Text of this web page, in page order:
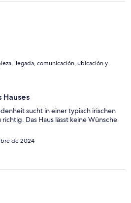
Gastgeber haben uns sehr herzlich
tolle Hilfestellung geleistet bei der
eine tolle Zeit in Irland und
auch die Gastgeber mit vollem
lieben Dank Familie Bischop.
llegada, comunicación, ubicación y
Hauses
sucht in einer typisch irischen
Das Haus lässt keine Wünsche
de 2024